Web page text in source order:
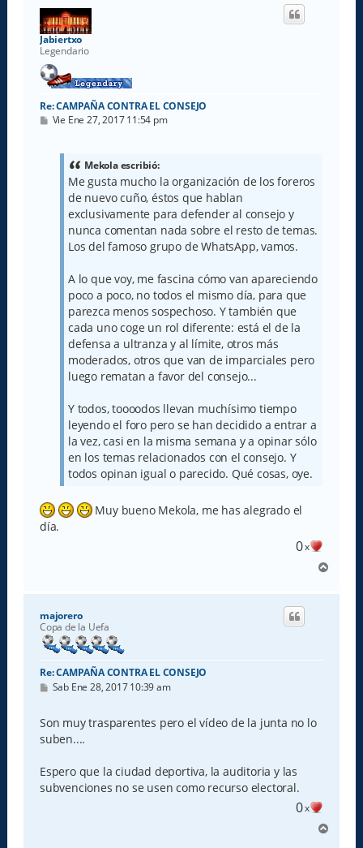
Jabiertxo
Legendario
Re: CAMPAÑA CONTRA EL CONSEJO
M
Vie Ene 27, 2017 11:54 pm
Mekola escribió:
Me gusta mucho la organización de los foreros
de nuevo cuño, éstos que hablan
exclusivamente para defender al consejo y
nunca comentan nada sobre el resto de temas.
Los del famoso grupo de WhatsApp, vamos.
A lo que voy, me fascina cómo van apareciendo
poco a poco, no todos el mismo día, para que
parezca menos sospechoso. Y también que
cada uno coge un rol diferente: está el de la
defensa a ultranza y al límite, otros más
moderados, otros que van de imparciales pero
luego rematan a favor del consejo...
Y todos, toooodos llevan muchísimo tiempo
leyendo el foro pero se han decidido a entrar a
la vez, casi en la misma semana y a opinar sólo
en los temas relacionados con el consejo. Y
todos opinan igual o parecido. Qué cosas, oye.
Muy bueno Mekola, me has alegrado el
día.
0x
r
majorero
Copa de la Uefa
Re: CAMPAÑA CONTRA EL CONSEJO
M
s
a
j
Sab Ene 28, 2017 10:39 am
Son muy trasparentes pero el vídeo de la junta no lo
suben....
Espero que la ciudad deportiva, la auditoria y las
subvenciones no se usen como recurso electoral.
0x